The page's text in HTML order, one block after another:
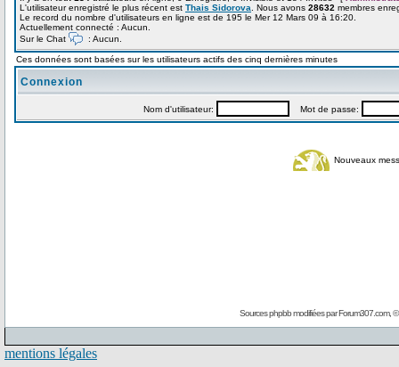
L'utilisateur enregistré le plus récent est Thais Sidorova . Nous avons 28632 membres
Le record du nombre d'utilisateurs en ligne est de 195 le Mer 12 Mars 09 à 16:20.
Actuellement connecté : Aucun.
Sur le Chat
: Aucun.
Ces données sont basées sur les utilisateurs actifs des cinq dernières minutes
Connexion
Nom d'utilisateur: Mot de passe:
Nouveaux
Sources phpbb modifiées parForum307.com, ©
mentions légales